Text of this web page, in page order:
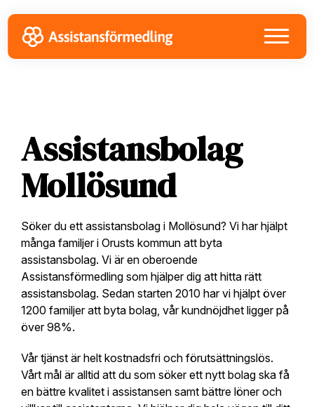
to
primary
navigation
to
main
content
to
footer
Assistansbolag
Mollösund
Söker du ett assistansbolag i Mollösund? Vi har hjälpt
många familjer i Orusts kommun att byta
assistansbolag. Vi är en oberoende
Assistansförmedling som hjälper dig att hitta rätt
assistansbolag. Sedan starten 2010 har vi hjälpt över
1200 familjer att byta bolag, vår kundnöjdhet ligger på
över 98%.
Vår tjänst är helt kostnadsfri och förutsättningslös.
Vårt mål är alltid att du som söker ett nytt bolag ska få
en bättre kvalitet i assistansen samt bättre löner och